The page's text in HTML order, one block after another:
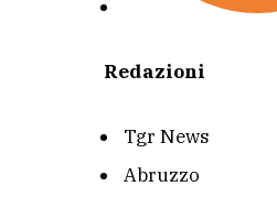
Redazioni
Tgr News
Abruzzo